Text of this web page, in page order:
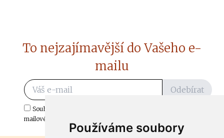
Používáme soubory
To nejzajímavější do Vašeho e-
mailu
Odebírat
Souhlasím s odběrem důležitých zpráv ze ČtiDoma.cz do mé e-
mailové schránky.